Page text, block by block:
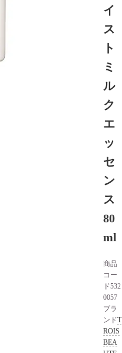
イ
ス
ト
ミ
ル
ク
エ
ッ
セ
ン
ス
80
ml
商品
コー
ド532
0057
ブラ
ンドT
ROIS
BEA